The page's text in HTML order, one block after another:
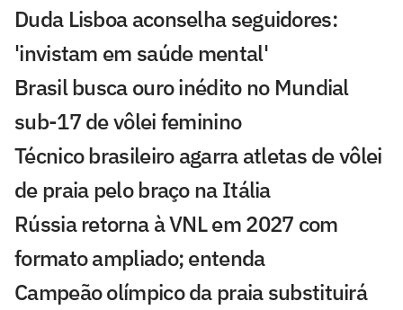
Duda Lisboa aconselha seguidores:
'invistam em saúde mental'
Brasil busca ouro inédito no Mundial
sub-17 de vôlei feminino
Técnico brasileiro agarra atletas de vôlei
de praia pelo braço na Itália
Rússia retorna à VNL em 2027 com
formato ampliado; entenda
Campeão olímpico da praia substituirá